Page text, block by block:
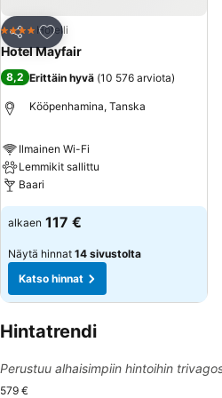
Jaa
Lisää suosikkeihin
4 Tähtiluokitus
Hotelli
Hotel Mayfair
8,2 Erittäin hyvä (10 576 arviota)
Kööpenhamina, Tanska
Ilmainen Wi-Fi
Lemmikit sallittu
Baari
alkaen 117 €
Näytä hinnat 14 sivustolta
Katso hinnat
Hintatrendi
Perustuu alhaisimpiin hintoihin
579 €